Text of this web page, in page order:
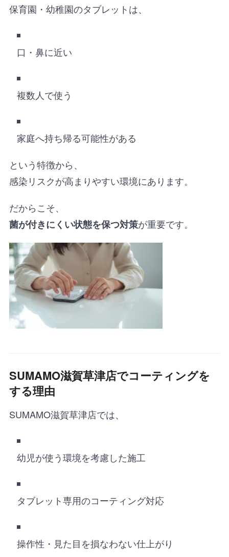
保育園・幼稚園のタブレットは、
口・鼻に近い
複数人で使う
家庭へ持ち帰る可能性がある
という特徴から、
感染リスクが高まりやすい環境にあります。
だからこそ、
菌が付きにくい状態を保つ対策が重要です。
SUMAMO滋賀草津店でコーティングを
する理由
SUMAMO滋賀草津店では、
幼児が使う環境を考慮した施工
タブレット専用のコーティング対応
操作性・見た目を損なわない仕上がり